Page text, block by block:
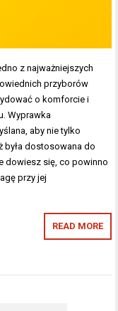
z najważniejszych
przyborów
o komforcie i
Wyprawka
aby nie tylko
była dostosowana do
dowiesz się, co powinno
przy jej
READ MORE